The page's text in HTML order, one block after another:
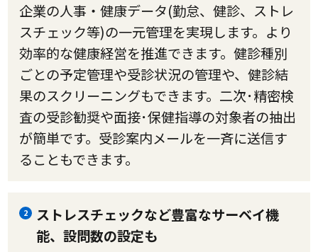
企業の人事・健康データ(勤怠、健診、ストレ
スチェック等)の一元管理を実現します。より
効率的な健康経営を推進できます。健診種別
ごとの予定管理や受診状況の管理や、健診結
果のスクリーニングもできます。二次･精密検
査の受診勧奨や面接･保健指導の対象者の抽出
が簡単です。受診案内メールを一斉に送信す
ることもできます。
2
ストレスチェックなど豊富なサーベイ機
能、設問数の設定も